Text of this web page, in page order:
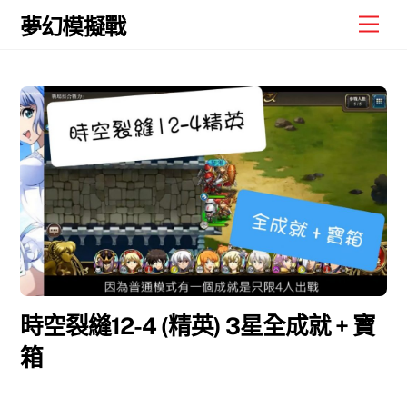
Skip
夢幻模擬戰
時空裂縫12-4 (精英) 3星全成就 + 寶
箱